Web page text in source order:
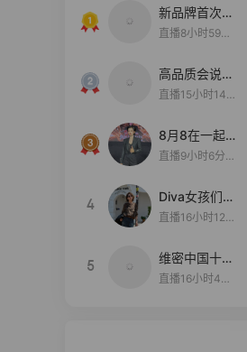
新品牌首次大
上新
直播8小时59分
高品质会说
话….
直播15小时14
8月8在一起
生日献礼盛典
直播9小时6分1
4
Diva女孩们集
合啦~意大利
直播16小时12
5
维密中国十周
年 与你如此
直播16小时48